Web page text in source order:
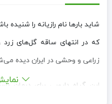
شاید بار‌ها نام رازیانه را
که در انتهای ساقه گل‌های
زراعی و وحشی در ایران دیده
این گیاه دارویی برای درمان